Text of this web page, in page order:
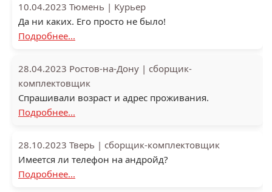
10.04.2023 Тюмень | Курьер
Да ни каких. Его просто не было!
Подробнее...
28.04.2023 Ростов-на-Дону | сборщик-
комплектовщик
Спрашивали возраст и адрес проживания.
Подробнее...
28.10.2023 Тверь | сборщик-комплектовщик
Имеется ли телефон на андройд?
Подробнее...